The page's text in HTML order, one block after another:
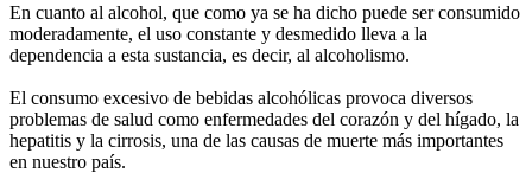
En cuanto al alcohol, que como ya se ha dicho puede ser consumido
moderadamente, el uso constante y desmedido lleva a la
dependencia a esta sustancia, es decir, al alcoholismo.
El consumo excesivo de bebidas alcohólicas provoca diversos
problemas de salud como enfermedades del corazón y del hígado, la
hepatitis y la cirrosis, una de las causas de muerte más importantes
en nuestro país.